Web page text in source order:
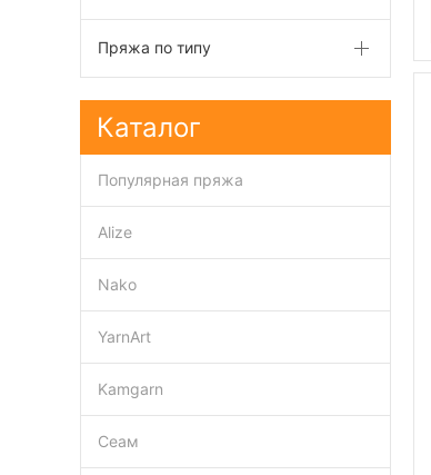
Пряжа по типу
Каталог
Популярная пряжа
Alize
Nako
YarnArt
Kamgarn
Сеам